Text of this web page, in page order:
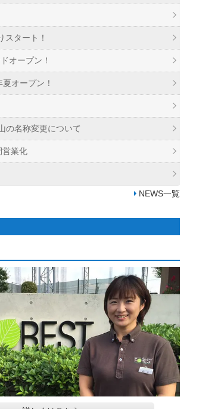
タート！
オープン！
オープン！
の名称変更について
営業化
NEWS一覧